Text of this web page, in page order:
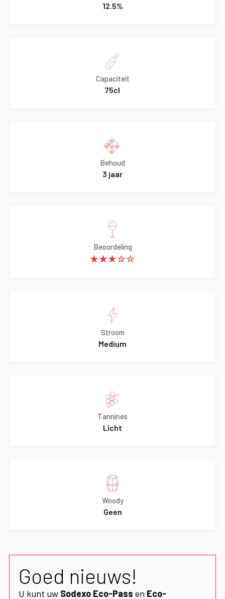
12.5%
Capaciteit
75cl
Behoud
3 jaar
Beoordeling
★★★☆☆
Stroom
Medium
Tannines
Licht
Woody
Geen
Goed nieuws!
U kunt uw Sodexo Eco-Pass en Eco-